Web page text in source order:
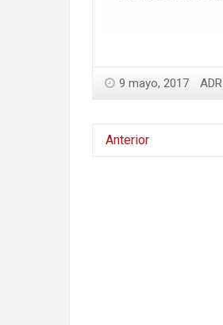
9 mayo, 2017
Anterior